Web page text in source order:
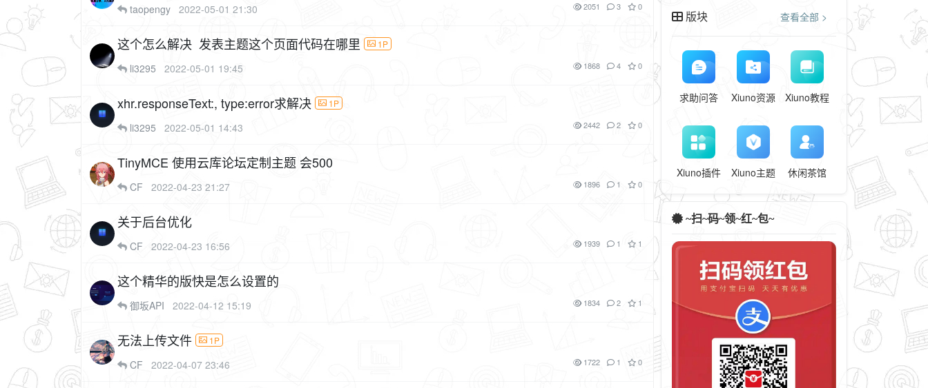
taopengy 2022-05-01 21:30 2051 3 0
这个怎么解决 发表主题这个页面代码在哪里 1P
li3295 2022-05-01 19:45 1868 4 0
xhr.responseText:, type:error求解决 1P
li3295 2022-05-01 14:43 2442 2 0
TinyMCE 使用云库论坛定制主题 会500
CF 2022-04-23 21:27 1896 1 0
关于后台优化
CF 2022-04-23 16:56 1939 1 1
这个精华的版快是怎么设置的
御坂API 2022-04-12 15:19 1834 2 1
无法上传文件 1P
CF 2022-04-07 23:46 1722 1 0
版块 查看全部 >
求助问答 Xiuno资源 Xiuno教程
Xiuno插件 Xiuno主题 休闲茶馆
~扫~码~领~红~包~